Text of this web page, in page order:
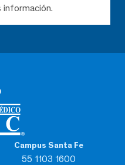
Campus Santa Fe
55 1103 1600
información.